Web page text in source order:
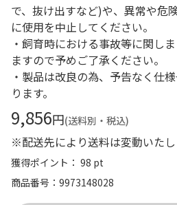
で、抜け出すなど)や、異常や危
に使用を中止してください。
・飼育時における事故等に関し
ますので予めご了承ください。
・製品は改良の為、予告なく仕
ります。
9,856円(送料別・税込)
※配送先により送料は変動いたし
獲得ポイント： 98 pt
商品番号
9973148028